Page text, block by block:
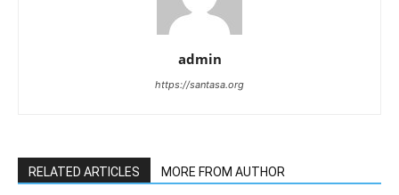
admin
https://santasa.org
RELATED ARTICLES MORE FROM AUTHOR